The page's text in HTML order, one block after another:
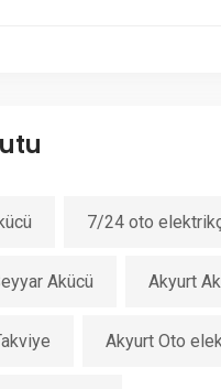
7/24 oto
Akücü Akyurt
Akyurt Oto